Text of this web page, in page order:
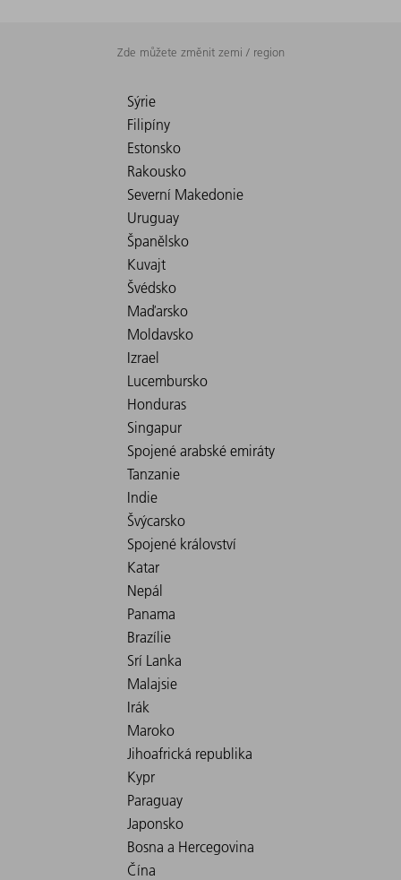
Zde můžete změnit zemi / region